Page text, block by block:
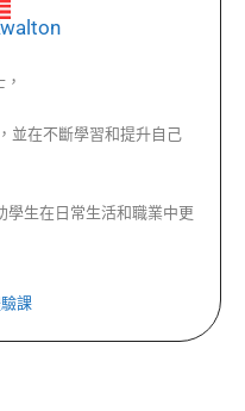
並在不斷學習和提升自己
學生在日常生活和職業中更
課